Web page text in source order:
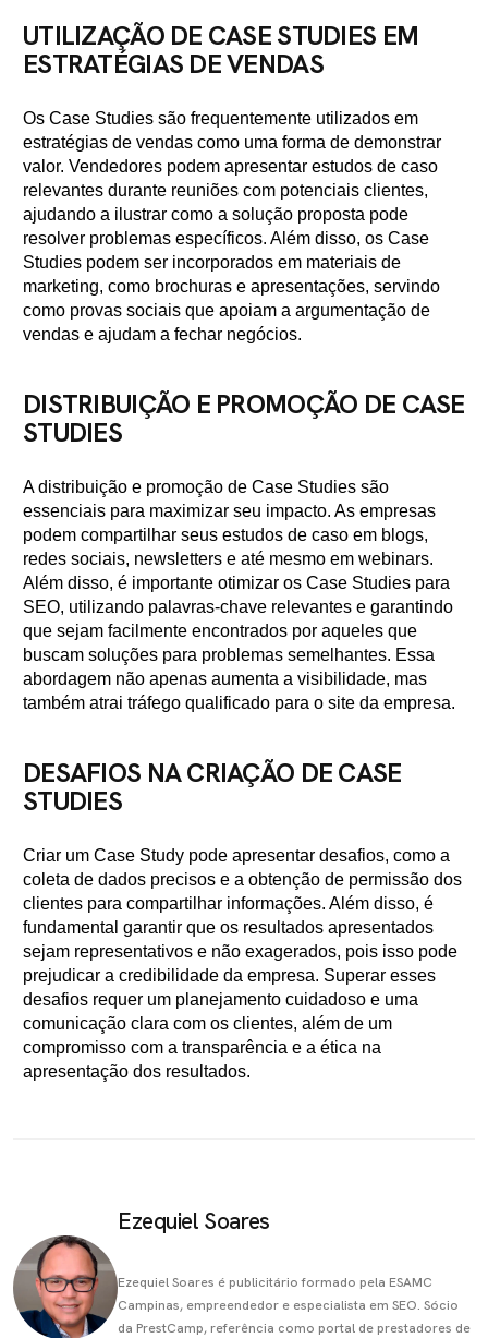
UTILIZAÇÃO DE CASE STUDIES EM
ESTRATÉGIAS DE VENDAS
Os Case Studies são frequentemente utilizados em
estratégias de vendas como uma forma de demonstrar
valor. Vendedores podem apresentar estudos de caso
relevantes durante reuniões com potenciais clientes,
ajudando a ilustrar como a solução proposta pode
resolver problemas específicos. Além disso, os Case
Studies podem ser incorporados em materiais de
marketing, como brochuras e apresentações, servindo
como provas sociais que apoiam a argumentação de
vendas e ajudam a fechar negócios.
DISTRIBUIÇÃO E PROMOÇÃO DE CASE
STUDIES
A distribuição e promoção de Case Studies são
essenciais para maximizar seu impacto. As empresas
podem compartilhar seus estudos de caso em blogs,
redes sociais, newsletters e até mesmo em webinars.
Além disso, é importante otimizar os Case Studies para
SEO, utilizando palavras-chave relevantes e garantindo
que sejam facilmente encontrados por aqueles que
buscam soluções para problemas semelhantes. Essa
abordagem não apenas aumenta a visibilidade, mas
também atrai tráfego qualificado para o site da empresa.
DESAFIOS NA CRIAÇÃO DE CASE
STUDIES
Criar um Case Study pode apresentar desafios, como a
coleta de dados precisos e a obtenção de permissão dos
clientes para compartilhar informações. Além disso, é
fundamental garantir que os resultados apresentados
sejam representativos e não exagerados, pois isso pode
prejudicar a credibilidade da empresa. Superar esses
desafios requer um planejamento cuidadoso e uma
comunicação clara com os clientes, além de um
compromisso com a transparência e a ética na
apresentação dos resultados.
Ezequiel Soares
Ezequiel Soares é publicitário formado pela ESAMC
Campinas, empreendedor e especialista em SEO. Sócio
da PrestCamp, referência como portal de prestadores de